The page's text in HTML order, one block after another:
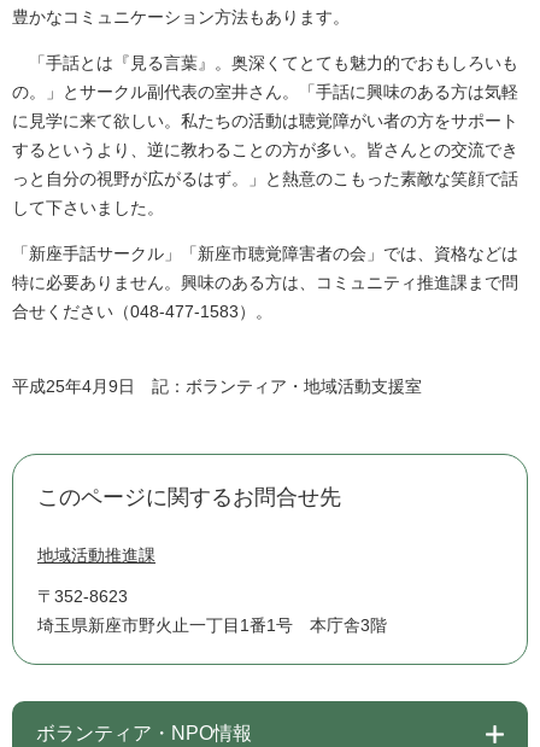
豊かなコミュニケーション方法もあります。
「手話とは『見る言葉』。奥深くてとても魅力的でおもしろいも
の。」とサークル副代表の室井さん。「手話に興味のある方は気軽
に見学に来て欲しい。私たちの活動は聴覚障がい者の方をサポート
するというより、逆に教わることの方が多い。皆さんとの交流でき
っと自分の視野が広がるはず。」と熱意のこもった素敵な笑顔で話
して下さいました。
「新座手話サークル」「新座市聴覚障害者の会」では、資格などは
特に必要ありません。興味のある方は、コミュニティ推進課まで問
合せください（048-477-1583）。
平成25年4月9日 記：ボランティア・地域活動支援室
このページに関するお問合せ先
地域活動推進課
〒352-8623
埼玉県新座市野火止一丁目1番1号 本庁舎3階
ボランティア・NPO情報